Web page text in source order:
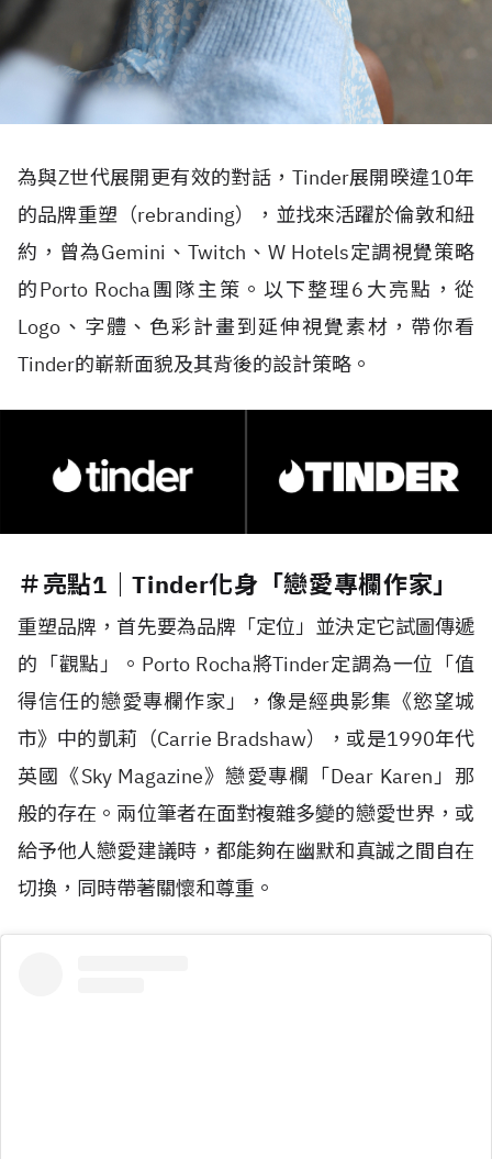
為與Z世代展開更有效的對話，Tinder展開暌違10年
的品牌重塑（rebranding），並找來活躍於倫敦和紐
約，曾為Gemini、Twitch、W Hotels定調視覺策略
的Porto Rocha團隊主策。以下整理6大亮點，從
Logo、字體、色彩計畫到延伸視覺素材，帶你看
Tinder的嶄新面貌及其背後的設計策略。
＃亮點1｜Tinder化身「戀愛專欄作家」
重塑品牌，首先要為品牌「定位」並決定它試圖傳遞
的「觀點」。Porto Rocha將Tinder定調為一位「值
得信任的戀愛專欄作家」，像是經典影集《慾望城
市》中的凱莉（Carrie Bradshaw），或是1990年代
英國《Sky Magazine》戀愛專欄「Dear Karen」那
般的存在。兩位筆者在面對複雜多變的戀愛世界，或
給予他人戀愛建議時，都能夠在幽默和真誠之間自在
切換，同時帶著關懷和尊重。